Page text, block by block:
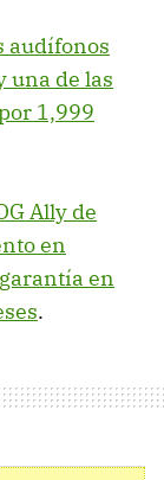
audífonos
una de las
1,999
Ally de
en
en
.